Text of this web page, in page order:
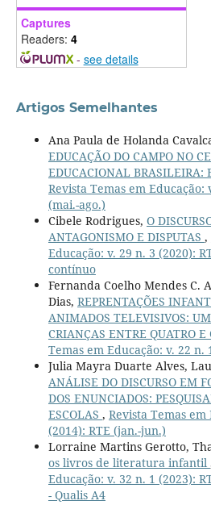
Captures
Readers: 4
- see details
Artigos Semelhantes
Ana Paula de Holanda
EDUCAÇÃO DO CAMPO NO
EDUCACIONAL BRASILEIRA:
Revista Temas em Educação:
(mai.-ago.)
Cibele Rodrigues, O
ANTAGONISMO E DISPUTAS ,
Educação: v. 29 n. 3 (2020):
contínuo
Fernanda Coelho Mendes C.
Dias, REPRENTAÇÕES
ANIMADOS TELEVISIVOS:
CRIANÇAS ENTRE QUATRO E
Temas em Educação: v. 22 n.
Julia Mayra Duarte Alves,
ANÁLISE DO DISCURSO EM
DOS ENUNCIADOS:
ESCOLAS , Revista Temas em
(2014): RTE (jan.-jun.)
Lorraine Martins Gerotto,
os livros de literatura infantil
Educação: v. 32 n. 1 (2023):
- Qualis A4